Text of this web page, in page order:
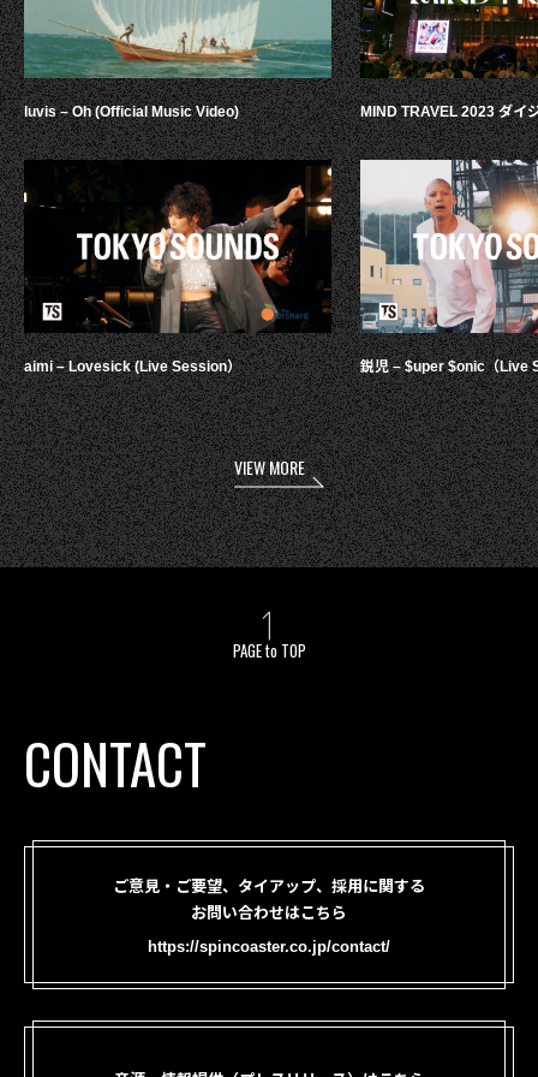
luvis – Oh (Official Music Video)
aimi – Lovesick (Live Session）
MIND TRAVEL 2023 ダイ
鋭児 – $uper $onic（Live
VIEW MORE
PAGE to TOP
CONTACT
ご意見・ご要望、タイアップ、採用に関する
お問い合わせはこちら
https://spincoaster.co.jp/contact/